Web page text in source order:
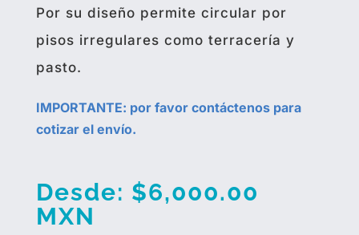
Por su diseño permite circular por
pisos irregulares como terracería y
pasto.
IMPORTANTE: por favor contáctenos para
cotizar el envío.
Desde: $6,000.00
MXN